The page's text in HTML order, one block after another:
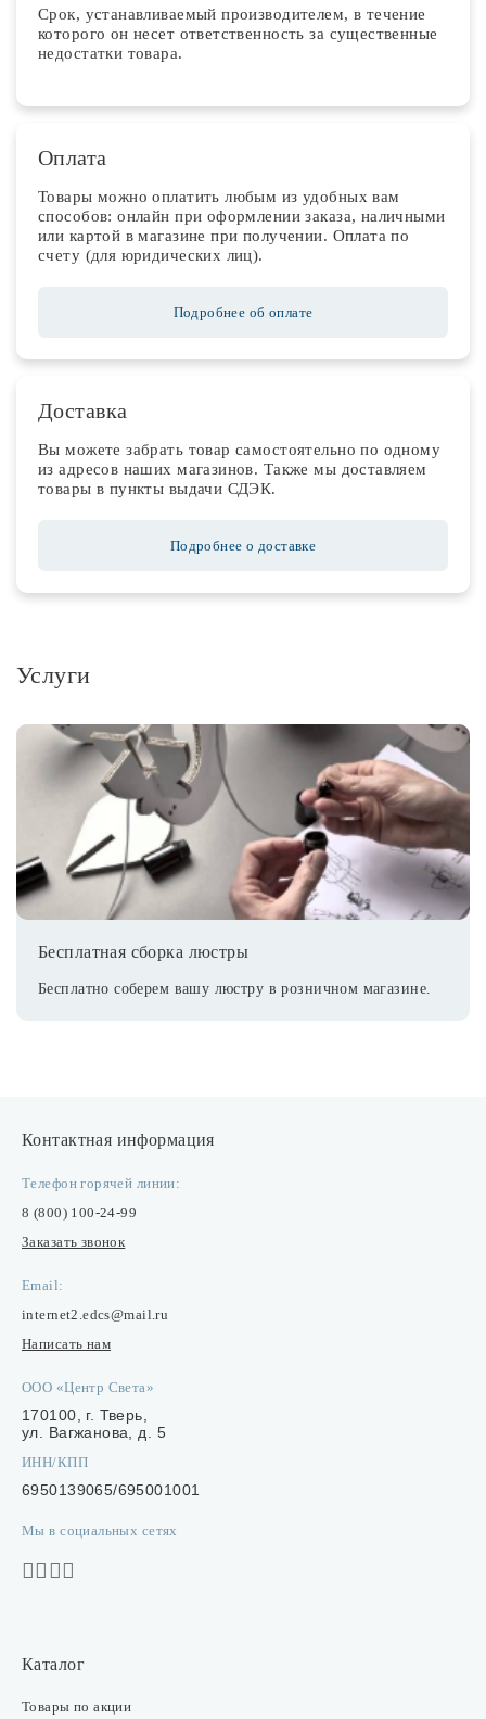
Срок, устанавливаемый производителем, в течение
которого он несет ответственность за существенные
недостатки товара.
Оплата
Товары можно оплатить любым из удобных вам
способов: онлайн при оформлении заказа, наличными
или картой в магазине при получении. Оплата по
счету (для юридических лиц).
Подробнее об оплате
Доставка
Вы можете забрать товар самостоятельно по одному
из адресов наших магазинов. Также мы доставляем
товары в пункты выдачи СДЭК.
Подробнее о доставке
Услуги
Бесплатная сборка люстры
Бесплатно соберем вашу люстру в розничном магазине.
Контактная информация
Телефон горячей линии:
8 (800) 100-24-99
Заказать звонок
Email:
internet2.edcs@mail.ru
Написать нам
ООО «Центр Света»
170100, г. Тверь,
ул. Вагжанова, д. 5
ИНН/КПП
6950139065/695001001
Мы в социальных сетях
Каталог
Товары по акции